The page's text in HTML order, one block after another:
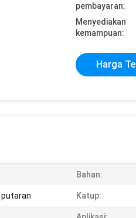
pembayaran:
Menyediakan
kemampuan:
Harga
Bahan:
Katup: